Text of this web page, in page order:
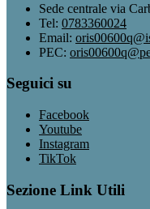
Sede centrale via
Tel: 0783360024
Email:
PEC:
Seguici su
Facebook
Youtube
Instagram
TikTok
Sezione Link Utili